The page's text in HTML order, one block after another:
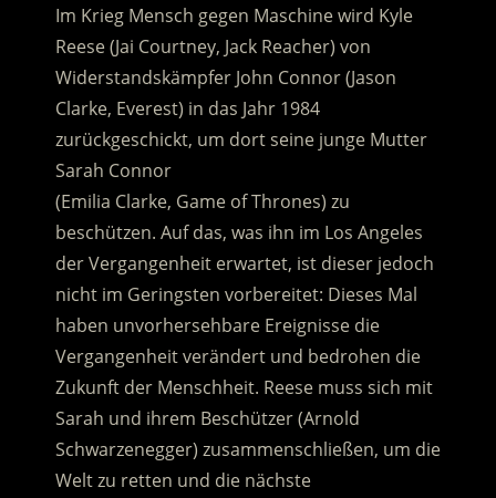
Im Krieg Mensch gegen Maschine wird Kyle
Reese (Jai Courtney, Jack Reacher) von
Widerstandskämpfer John Connor (Jason
Clarke, Everest) in das Jahr 1984
zurückgeschickt, um dort seine junge Mutter
Sarah Connor
(Emilia Clarke, Game of Thrones) zu
beschützen. Auf das, was ihn im Los Angeles
der Vergangenheit erwartet, ist dieser jedoch
nicht im Geringsten vorbereitet: Dieses Mal
haben unvorhersehbare Ereignisse die
Vergangenheit verändert und bedrohen die
Zukunft der Menschheit. Reese muss sich mit
Sarah und ihrem Beschützer (Arnold
Schwarzenegger) zusammenschließen, um die
Welt zu retten und die nächste